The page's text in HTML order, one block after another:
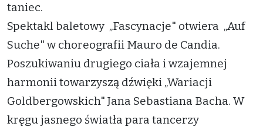
taniec.
Spektakl baletowy „Fascynacje" otwiera „Auf
Suche" w choreografii Mauro de Candia.
Poszukiwaniu drugiego ciała i wzajemnej
harmonii towarzyszą dźwięki „Wariacji
Goldbergowskich" Jana Sebastiana Bacha. W
kręgu jasnego światła para tancerzy